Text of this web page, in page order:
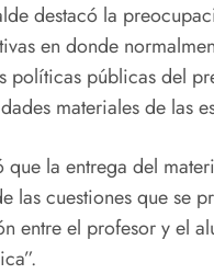
destacó la
en donde
políticas públicas del
materiales de las
que la entrega del
las cuestiones que se
entre el profesor y el